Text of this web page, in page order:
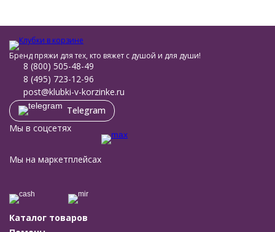
Бренд пряжи для тех, кто вяжет с душой и для души!
8 (800) 505-48-49
8 (495) 723-12-96
post@klubki-v-korzinke.ru
Telegram
Мы в соцсетях
Мы на маркетплейсах
Каталог товаров